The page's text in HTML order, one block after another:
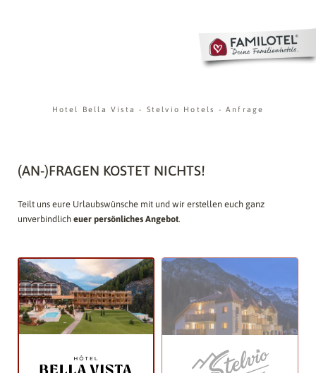
Hotel Bella Vista- Stelvio Hotels - Anfrage
(AN-)FRAGEN KOSTET NICHTS!
Teilt uns eure Urlaubswünsche mit und wir erstellen euch ganz
unverbindlich euer persönliches Angebot.